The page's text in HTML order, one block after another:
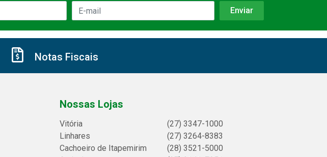
Notas Fiscais
Nossas Lojas
Vitória
(27) 3347-1000
Linhares
(27) 3264-8383
Cachoeiro de Itapemirim
(28) 3521-5000